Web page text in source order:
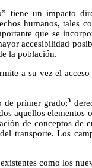
tiene un impacto
humanos, tales
que se
accesibilidad
la población.
a su vez el
de primer grado;3
aquellos elementos
de conceptos de
transporte. Los
como los